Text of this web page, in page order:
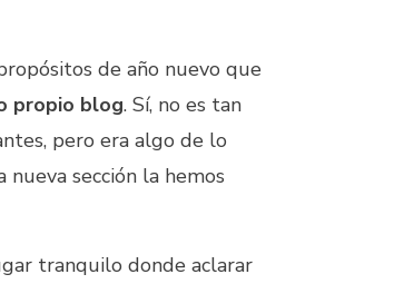
de año nuevo que
propio blog. Sí, no es tan
pero era algo de lo
sección la hemos
tranquilo donde aclarar